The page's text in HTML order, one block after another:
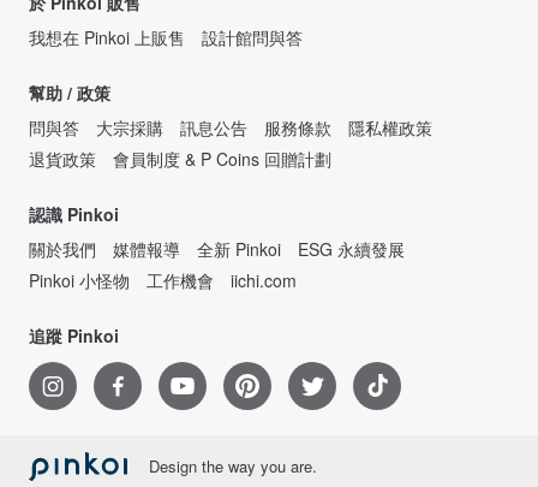
我想在 Pinkoi 上販售
設計館問與答
幫助 / 政策
問與答
大宗採購 訊息公告 服務條款
隱私權政策
退貨政策
會員制度 & P Coins 回贈計劃
認識 Pinkoi
關於我們
媒體報導 全新 Pinkoi
ESG 永續發展
Pinkoi 小怪物
工作機會 iichi.com
追蹤 Pinkoi
Design the way you are.